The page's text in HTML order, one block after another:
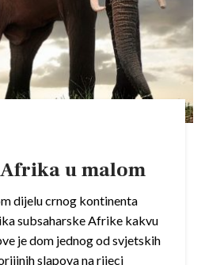
Afrika u malom
dijelu crnog kontinenta
subsaharske Afrike kakvu
je dom jednog od svjetskih
slapova na rijeci